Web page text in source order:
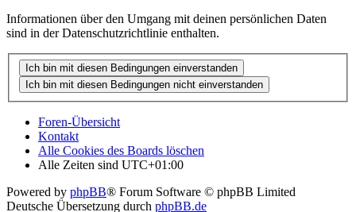
Informationen über den Umgang mit deinen persönlichen Daten
sind in der Datenschutzrichtlinie enthalten.
Foren-Übersicht
Kontakt
Alle Cookies des Boards löschen
Alle Zeiten sind UTC+01:00
Powered by phpBB® Forum Software © phpBB Limited
Deutsche Übersetzung durch phpBB.de